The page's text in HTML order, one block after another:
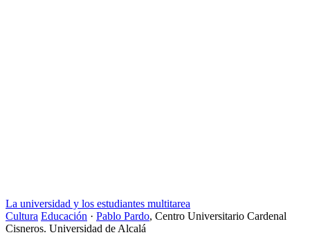
La universidad y los estudiantes multitarea
Cultura Educación · Pablo Pardo, Centro Universitario Cardenal
Cisneros. Universidad de Alcalá